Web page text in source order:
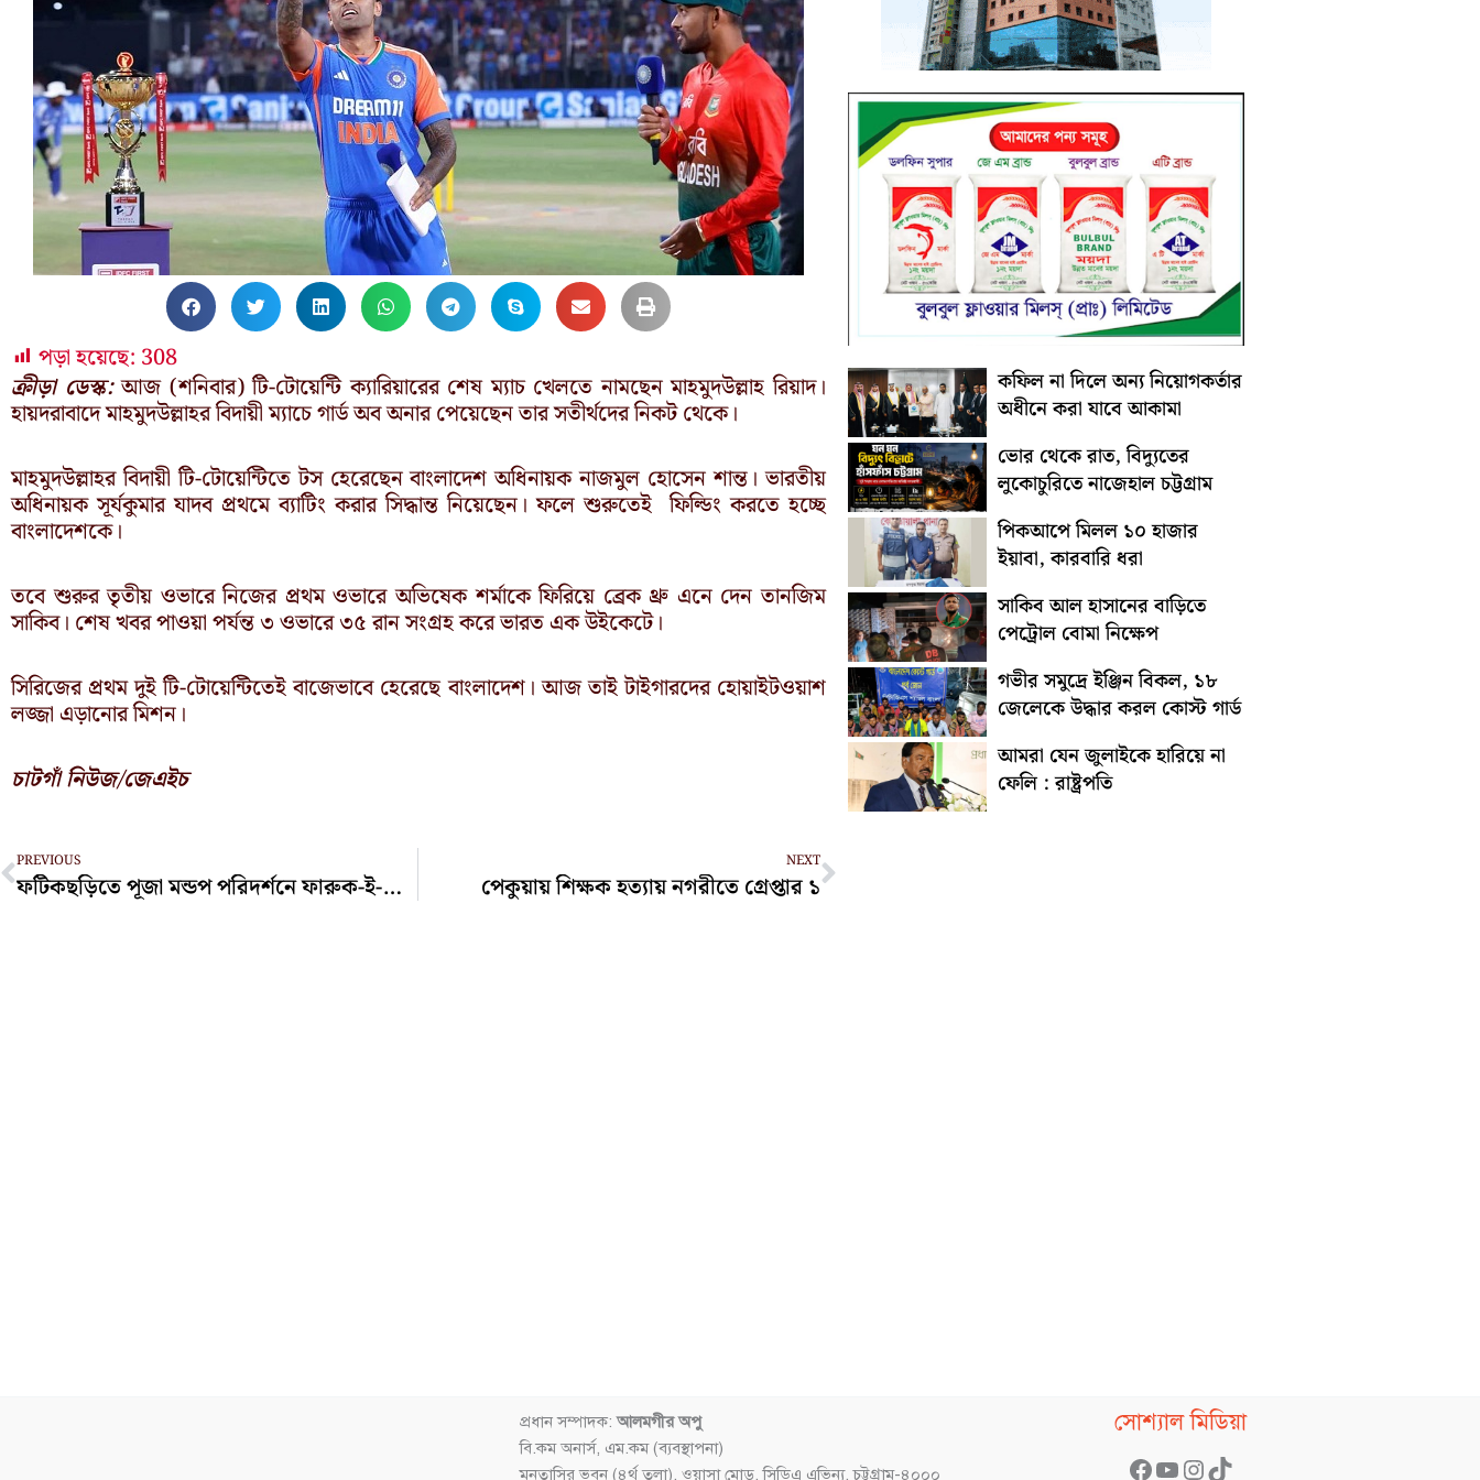
পড়া হয়েছে: 308
ক্রীড়া ডেস্ক:আজ (শনিবার) টি-টোয়েন্টি ক্যারিয়ারের শেষ ম্যাচ খেলতে নামছেন মাহমুদউল্লাহ রিয়াদ।
হায়দরাবাদে মাহমুদউল্লাহর বিদায়ী ম্যাচে গার্ড অব অনার পেয়েছেন তার সতীর্থদের নিকট থেকে।
মাহমুদউল্লাহর বিদায়ী টি-টোয়েন্টিতে টস হেরেছেন বাংলাদেশ অধিনায়ক নাজমুল হোসেন শান্ত। ভারতীয়
অধিনায়ক সূর্যকুমার যাদব প্রথমে ব্যাটিং করার সিদ্ধান্ত নিয়েছেন। ফলে শুরুতেই ফিল্ডিং করতে হচ্ছে
বাংলাদেশকে।
তবে শুরুর তৃতীয় ওভারে নিজের প্রথম ওভারে অভিষেক শর্মাকে ফিরিয়ে ব্রেক থ্রু এনে দেন তানজিম
সাকিব। শেষ খবর পাওয়া পর্যন্ত ৩ ওভারে ৩৫ রান সংগ্রহ করে ভারত এক উইকেটে।
সিরিজের প্রথম দুই টি-টোয়েন্টিতেই বাজেভাবে হেরেছে বাংলাদেশ। আজ তাই টাইগারদের হোয়াইটওয়াশ
লজ্জা এড়ানোর মিশন।
চাটগাঁ নিউজ/জেএইচ
Prev
PREVIOUS
ফটিকছড়িতে পূজা মন্ডপ পরিদর্শনে ফারুক-ই-আজম
NEXT
পেকুয়ায় শিক্ষক হত্যায় নগরীতে গ্রেপ্তার ১
Next
কফিল না দিলে অন্য নিয়োগকর্তার
অধীনে করা যাবে আকামা
ভোর থেকে রাত, বিদ্যুতের
লুকোচুরিতে নাজেহাল চট্টগ্রাম
পিকআপে মিলল ১০ হাজার
ইয়াবা, কারবারি ধরা
সাকিব আল হাসানের বাড়িতে
পেট্রোল বোমা নিক্ষেপ
গভীর সমুদ্রে ইঞ্জিন বিকল, ১৮
জেলেকে উদ্ধার করল কোস্ট গার্ড
আমরা যেন জুলাইকে হারিয়ে না
ফেলি : রাষ্ট্রপতি
প্রধান সম্পাদক:আলমগীর অপু
বি.কম অনার্স, এম.কম (ব্যবস্থাপনা)
মুনতাসির ভবন (৪র্থ তলা), ওয়াসা মোড়, সিডিএ এভিন্যু, চট্টগ্রাম-৪০০০
সোশ্যাল মিডিয়া
Facebook
YouTube
Instagram
TikTok